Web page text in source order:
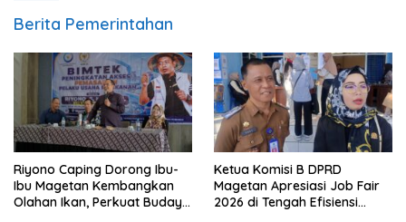
Berita Pemerintahan
Riyono Caping Dorong Ibu-
Ibu Magetan Kembangkan
Olahan Ikan, Perkuat Budaya
Ketua Komisi B DPRD
Magetan Apresiasi Job Fair
2026 di Tengah Efisiensi